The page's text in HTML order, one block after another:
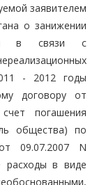
заявителем
о занижении
в связи с
- 2012 годы
договору от
погашения
общества) по
09.07.2007 N
расходы в виде